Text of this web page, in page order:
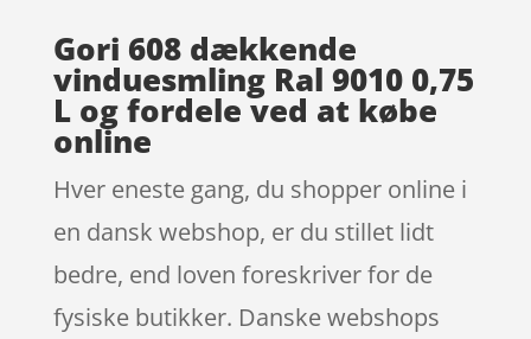
Gori 608 dækkende
vinduesmling Ral 9010 0,75
L og fordele ved at købe
online
Hver eneste gang, du shopper online i
en dansk webshop, er du stillet lidt
bedre, end loven foreskriver for de
fysiske butikker. Danske webshops